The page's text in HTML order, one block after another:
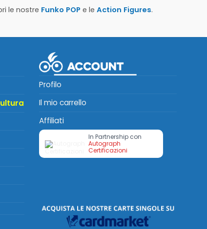
le nostre Funko POP e le Action Figures.
Profilo
Il mio carrello
Affiliati
In Partnership con
Autograph
Certificazioni